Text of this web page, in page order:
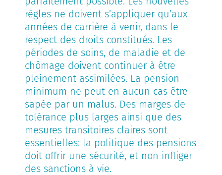
règles ne doivent s’appliquer qu’aux
années de carrière à venir, dans le
respect des droits constitués. Les
périodes de soins, de maladie et de
chômage doivent continuer à être
pleinement assimilées. La pension
minimum ne peut en aucun cas être
sapée par un malus. Des marges de
tolérance plus larges ainsi que des
mesures transitoires claires sont
essentielles: la politique des pensions
doit offrir une sécurité, et non infliger
des sanctions à vie.